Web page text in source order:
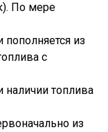
По мере
пополняется из
с
наличии топлива
из